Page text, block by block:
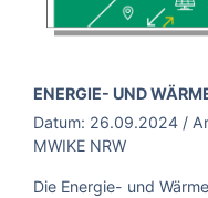
BROSCHÜRE:
ENERGIE- UND
Datum: 26.09.2024 /
MWIKE NRW
Die Energie- und